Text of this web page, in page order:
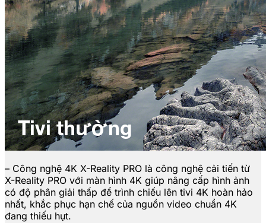
– Công nghệ 4K X-Reality PRO là công nghệ cải tiến từ
X-Reality PRO với màn hình 4K giúp nâng cấp hình ảnh
có độ phân giải thấp để trình chiếu lên tivi 4K hoàn hảo
nhất, khắc phục hạn chế của nguồn video chuẩn 4K
đang thiếu hụt.